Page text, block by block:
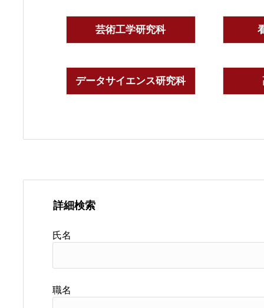
芸術工学研究科
データサイエンス研究科
詳細検索
氏名
職名